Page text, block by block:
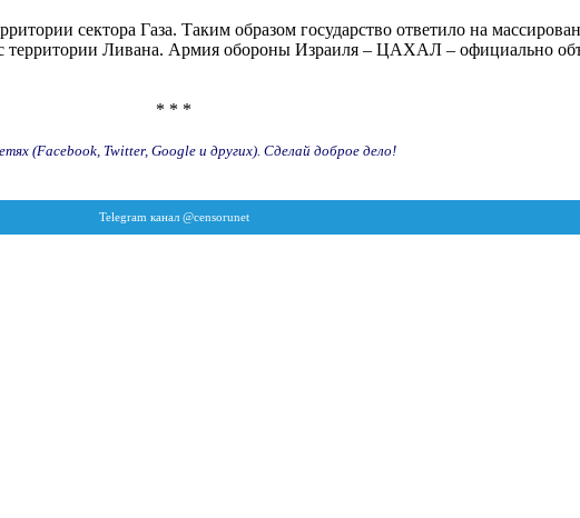
сектора Газа. Таким образом государство ответило на
Ливана. Армия обороны Израиля – ЦАХАЛ – официально
* * *
(Facebook, Twitter, Google и других). Сделай доброе дело!